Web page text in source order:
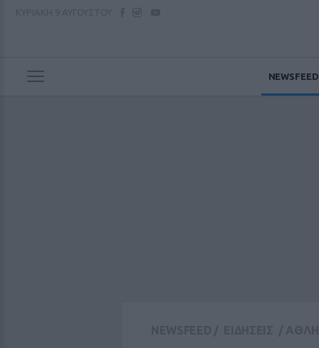
NEWSFEED